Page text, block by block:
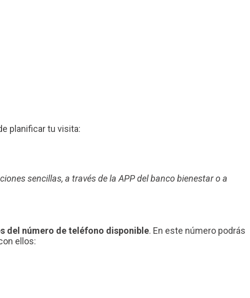
planificar tu visita:
sencillas, a través de la APP del banco bienestar o a
del número de teléfono disponible. En este número podrás
ellos: